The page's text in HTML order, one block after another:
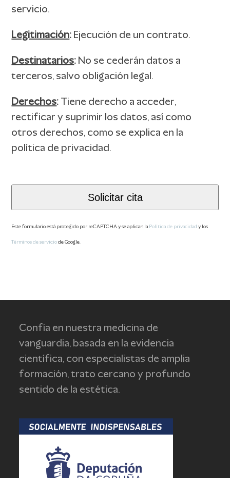
servicio.
Legitimación: Ejecución de un contrato.
Destinatarios: No se cederán datos a
terceros, salvo obligación legal.
Derechos: Tiene derecho a acceder,
rectificar y suprimir los datos, así como
otros derechos, como se explica en la
política de privacidad.
Solicitar cita
Este formulario está protegido por reCAPTCHA y se aplican la Política de privacidad y los
Términos de serviciode Google.
should
left
blank
Confía en nuestra medicina de
vanguardia, basada en la evidencia
científica, con especialistas de amplia
formación, trato cercano y profundo
sentido de la estética.